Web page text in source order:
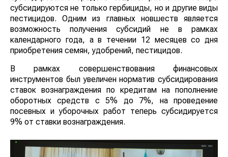
субсидируются не только гербициды, но и другие виды
пестицидов. Одним из главных новшеств является
возможность получения субсидий не в рамках
календарного года, а в течении 12 месяцев со дня
приобретения семян, удобрений, пестицидов.
В рамках совершенствования финансовых
инструментов был увеличен норматив субсидирования
ставок вознаграждения по кредитам на пополнение
оборотных средств с 5% до 7%, на проведение
посевных и уборочных работ теперь субсидируется
9% от ставки вознаграждения.